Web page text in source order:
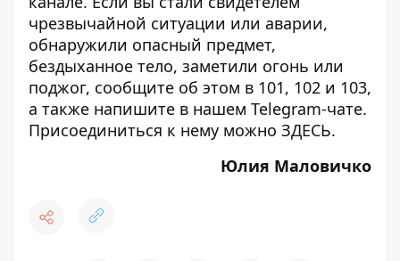
чрезвычайной ситуации или аварии,
обнаружили опасный предмет,
бездыханное тело, заметили огонь или
поджог, сообщите об этом в 101, 102 и 103,
а также напишите в нашем Telegram-чате.
Присоединиться к нему можно ЗДЕСЬ.
Юлия Маловичко